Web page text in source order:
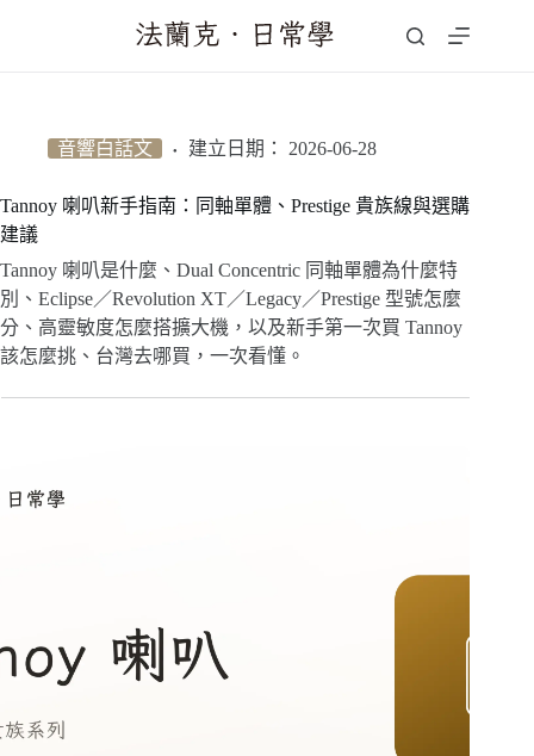
音響白話文 建立日期： 2026-06-28
Tannoy 喇叭新手指南：同軸單體、Prestige 貴族線與選購
建議
Tannoy 喇叭是什麼、Dual Concentric 同軸單體為什麼特
別、Eclipse／Revolution XT／Legacy／Prestige 型號怎麼
分、高靈敏度怎麼搭擴大機，以及新手第一次買 Tannoy
該怎麼挑、台灣去哪買，一次看懂。